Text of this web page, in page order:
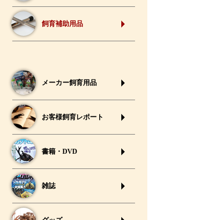
飼育補助用品
メーカー飼育用品
お客様飼育レポート
書籍・DVD
雑誌